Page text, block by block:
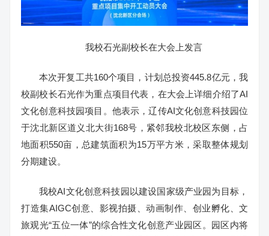
我校石光副校长在大会上发言
本次开复工共160个项目，计划总投资445.8亿元，我
校副校长石光作为重点项目代表，在大会上详细介绍了AI
文化创意科技园项目。他表示，辽传AI文化创意科技园位
于沈北新区道义北大街168号，紧邻我校北校区东侧，占
地面积550亩，总建筑面积为15万平方米，采取整体规划
分期建设。
我校AI文化创意科技园以建设国家级产业园为目标，
打造集AIGC创意、影视拍摄、动画制作、创业孵化、文
旅观光“五位一体”的综合性文化创意产业园区。园区内将